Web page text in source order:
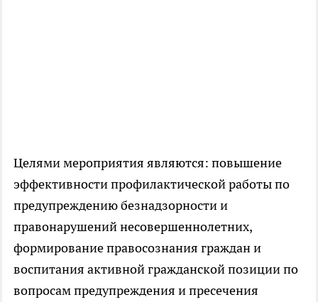
Целями мероприятия являются: повышение
эффективности профилактической работы по
предупреждению безнадзорности и
правонарушений несовершеннолетних,
формирование правосознания граждан и
воспитания активной гражданской позиции по
вопросам предупреждения и пресечения